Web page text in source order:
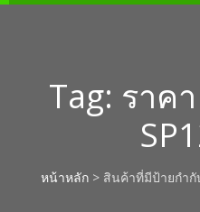
Tag: ราค
หน้าหลัก > สินค้าที่มีป้ายกำกั